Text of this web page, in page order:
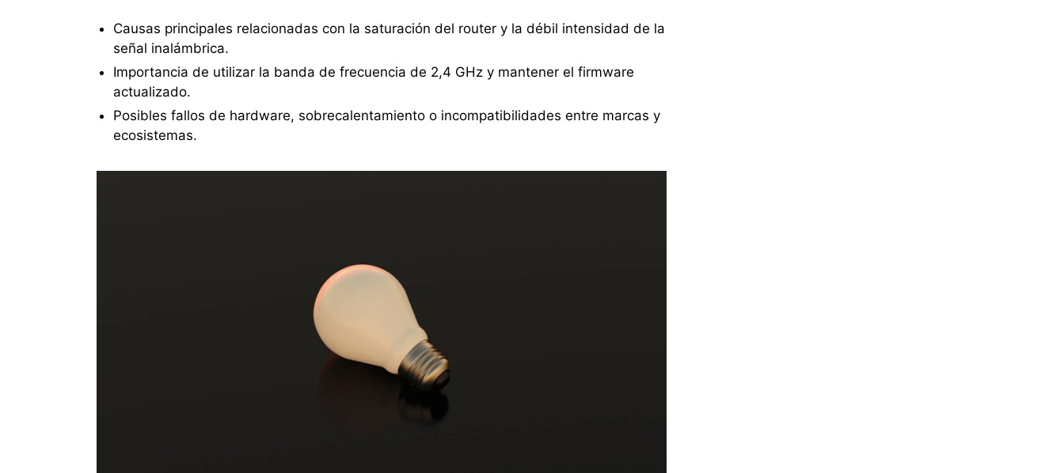
Causas principales relacionadas con la saturación del router y la débil intensidad de la
señal inalámbrica.
Importancia de utilizar la banda de frecuencia de 2,4 GHz y mantener el firmware
actualizado.
Posibles fallos de hardware, sobrecalentamiento o incompatibilidades entre marcas y
ecosistemas.